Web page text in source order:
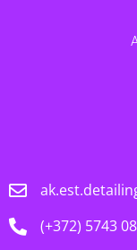
(+372) 5743